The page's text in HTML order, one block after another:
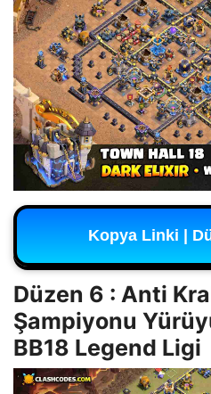
Kopya Linki |
Düzen 6 : Anti
Şampiyonu
BB18 Legend Ligi